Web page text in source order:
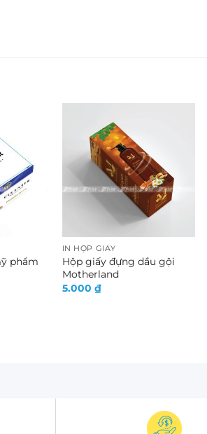
phẩm
IN HỘP GIẤY
Hộp giấy đựng dầu gội
Motherland
5.000 ₫